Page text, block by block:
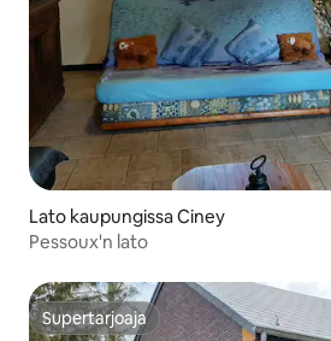
Lato kaupungissa Ciney
Pessoux'n lato
Supertarjoaja
Supertarjoaja